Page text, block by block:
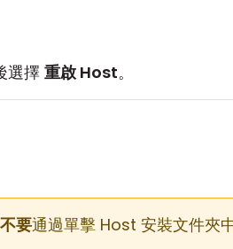
選擇 重啟 Host。
不要通過單擊 Host 安裝文件夾